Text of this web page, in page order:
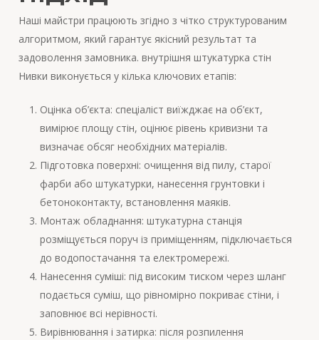
Наші майстри працюють згідно з чітко структурованим
алгоритмом, який гарантує якісний результат та
задоволення замовника. внутрішня штукатурка стін
Нивки виконується у кілька ключових етапів:
Оцінка об’єкта: спеціаліст виїжджає на об’єкт,
вимірює площу стін, оцінює рівень кривизни та
визначає обсяг необхідних матеріалів.
Підготовка поверхні: очищення від пилу, старої
фарби або штукатурки, нанесення грунтовки і
бетоноконтакту, встановлення маяків.
Монтаж обладнання: штукатурна станція
розміщується поруч із приміщенням, підключається
до водопостачання та електромережі.
Нанесення суміші: під високим тиском через шланг
подається суміш, що рівномірно покриває стіни, і
заповнює всі нерівності.
Вирівнювання і затирка: після розпилення